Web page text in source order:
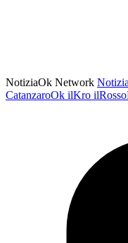
NotiziaOk Network
CatanzaroOk ilKro